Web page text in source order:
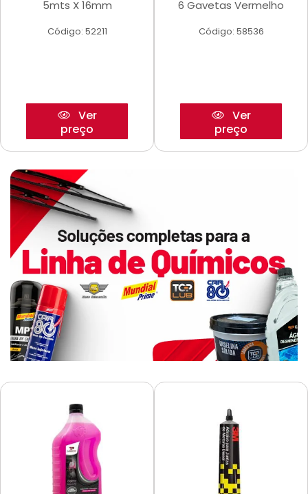
5mts X 16mm
Código: 52211
Ver
preço
6 Gavetas Vermelho
Código: 58536
Ver
preço